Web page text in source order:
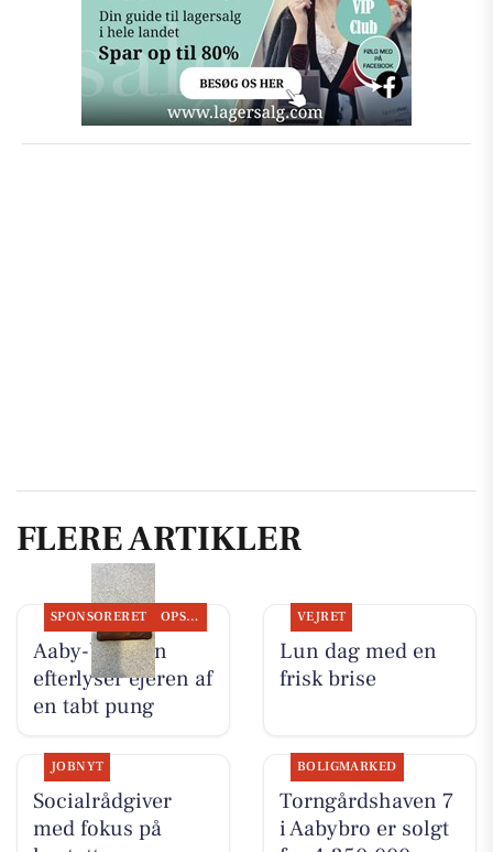
FLERE ARTIKLER
SPONSORERET OPSLAGSTAVLEN
Aaby-bageren
efterlyser ejeren af
en tabt pung
VEJRET
Lun dag med en
frisk brise
JOBNYT
Socialrådgiver
med fokus på
BOLIGMARKED
Torngårdshaven 7
i Aabybro er solgt